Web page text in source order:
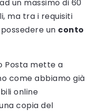
un massimo di 60
ma tra i requisiti
un conto
Posta mette a
come abbiamo già
online
copia del